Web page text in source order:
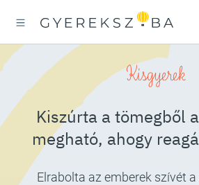
Kisgyerek
Kiszúrta a tömegből
megható, ahogy
Elrabolta az emberek szívét